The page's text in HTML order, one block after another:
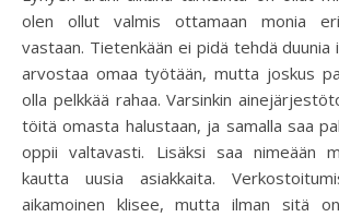
olen ollut valmis ottamaan monia
vastaan. Tietenkään ei pidä tehdä duunia
arvostaa omaa työtään, mutta joskus
olla pelkkää rahaa. Varsinkin
töitä omasta halustaan, ja samalla saa
oppii valtavasti. Lisäksi saa nimeään
kautta uusia asiakkaita.
aikamoinen klisee, mutta ilman sitä